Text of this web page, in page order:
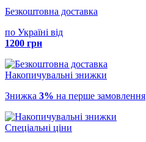
Безкоштовна доставка
по Україні від
1200 грн
Накопичувальні знижки
Знижка 3% на перше замовлення
Спеціальні ціни